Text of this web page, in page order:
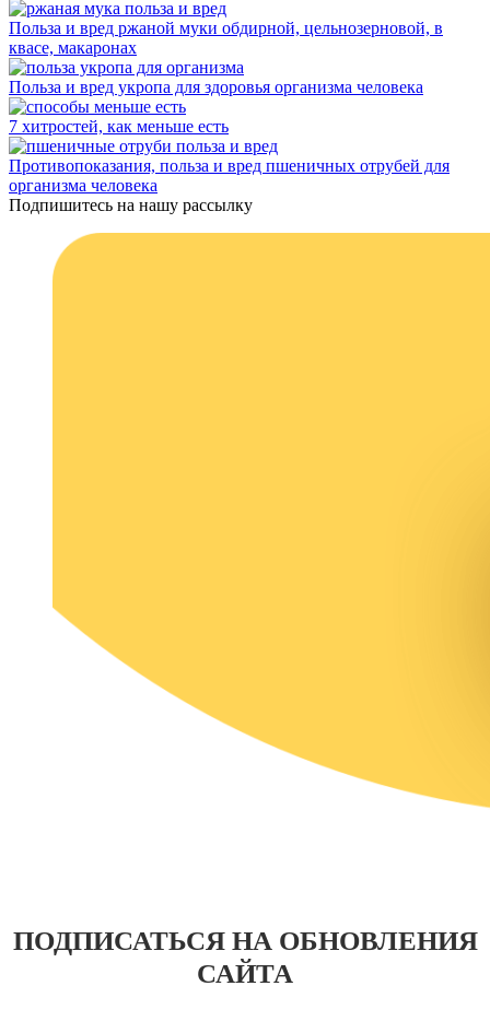
Польза и вред ржаной муки обдирной, цельнозерновой, в
квасе, макаронах
Польза и вред укропа для здоровья организма человека
7 хитростей, как меньше есть
Противопоказания, польза и вред пшеничных отрубей для
организма человека
Подпишитесь на нашу рассылку
ПОДПИСАТЬСЯ НА ОБНОВЛЕНИЯ
САЙТА